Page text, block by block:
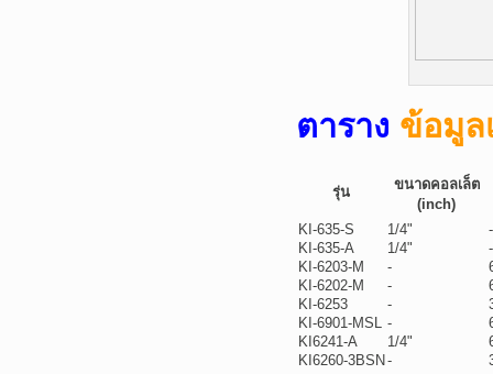
ตาราง ข้อมูล
รุ่น
ขนาดคอลเล็ต
(inch)
KI-635-S
1/4"
-
KI-635-A
1/4"
-
KI-6203-M
-
KI-6202-M
-
KI-6253
-
KI-6901-MSL -
KI6241-A
1/4"
KI6260-3BSN -